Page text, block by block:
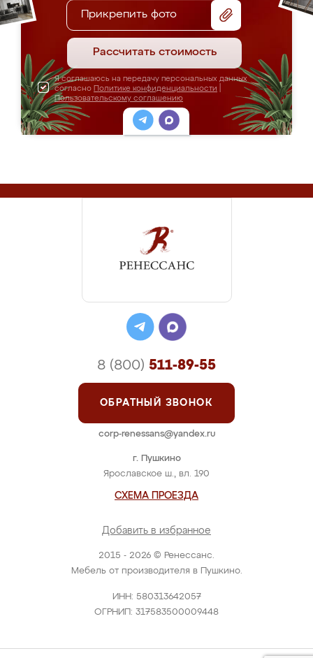
Прикрепить фото
Рассчитать стоимость
Я соглашаюсь на передачу персональных данных
согласно Политике конфиденциальности
Пользовательскому соглашению
2015 - 2026 © Ренессанс.
Мебель от производителя в Пушкино.
ИНН: 580313642057
ОГРНИП: 317583500009448
г. Пушкино
Ярославское ш., вл. 190
СХЕМА ПРОЕЗДА
Добавить в избранное
8 (800) 511-89-55
ОБРАТНЫЙ ЗВОНОК
corp-renessans@yandex.ru